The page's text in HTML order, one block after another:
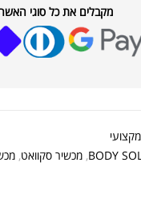
מקבלים את כל סוגי
BODY
, מכשיר סקוואט,
חלבון כשרה
מקצועי פרובודי